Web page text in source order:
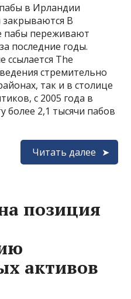
в Ирландии
закрываются В
пабы переживают
последние годы.
ссылается The
стремительно
так и в столице
с 2005 года в
более 2,1 тысячи пабов
Читать далее
позиция
активов